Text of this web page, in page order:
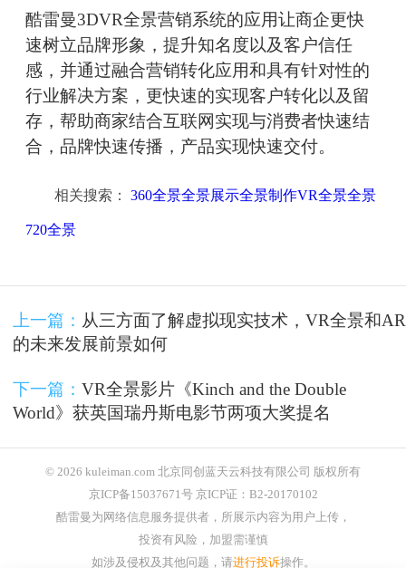
酷雷曼3DVR全景营销系统的应用让商企更快
速树立品牌形象，提升知名度以及客户信任
感，并通过融合营销转化应用和具有针对性的
行业解决方案，更快速的实现客户转化以及留
存，帮助商家结合互联网实现与消费者快速结
合，品牌快速传播，产品实现快速交付。
相关搜索： 360全景全景展示全景制作VR全景全景
720全景
上一篇： 从三方面了解虚拟现实技术，VR全景和AR
的未来发展前景如何
下一篇： VR全景影片《Kinch and the Double
World》获英国瑞丹斯电影节两项大奖提名
© 2026 kuleiman.com 北京同创蓝天云科技有限公司 版权所有
京ICP备15037671号 京ICP证：B2-20170102
酷雷曼为网络信息服务提供者，所展示内容为用户上传，
投资有风险，加盟需谨慎
如涉及侵权及其他问题，请进行投诉操作。